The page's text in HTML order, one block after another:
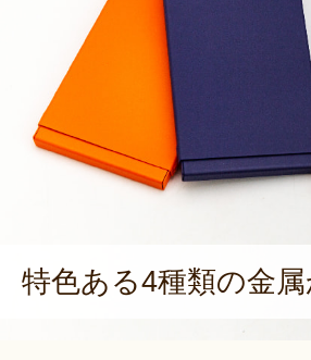
特色ある4種類の金